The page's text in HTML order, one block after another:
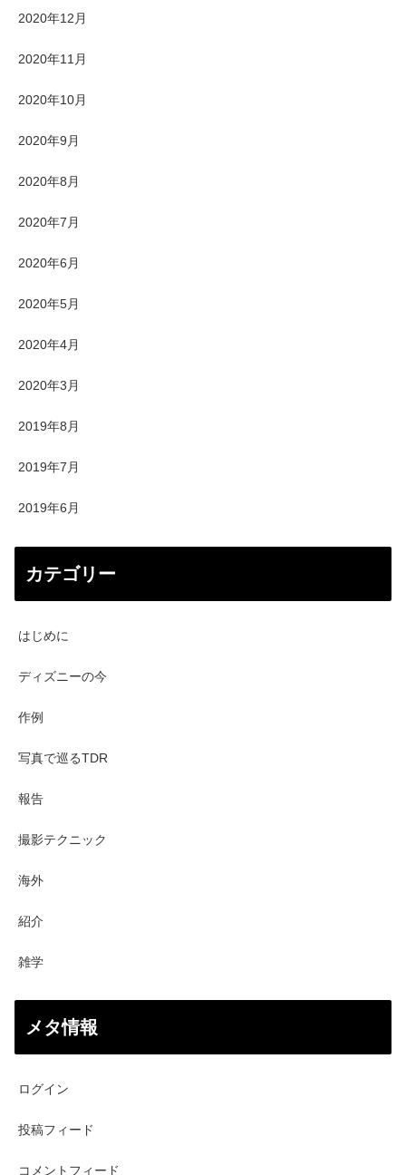
2020年12月
2020年11月
2020年10月
2020年9月
2020年8月
2020年7月
2020年6月
2020年5月
2020年4月
2020年3月
2019年8月
2019年7月
2019年6月
カテゴリー
はじめに
ディズニーの今
作例
写真で巡るTDR
報告
撮影テクニック
海外
紹介
雑学
メタ情報
ログイン
投稿フィード
コメントフィード